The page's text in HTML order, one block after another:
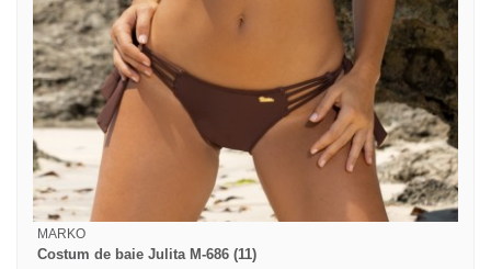
MARKO
Costum de baie Julita M-686 (11)